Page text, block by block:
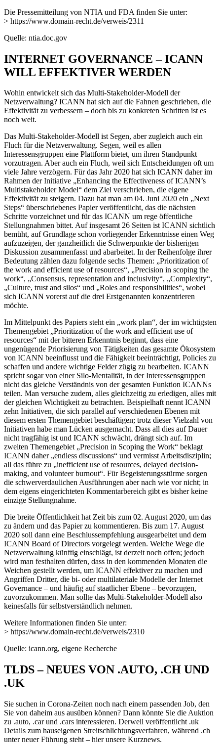
Die Pressemitteilung von NTIA und FDA finden Sie unter:
> https://www.domain-recht.de/verweis/2311
Quelle: ntia.doc.gov
INTERNET GOVERNANCE – ICANN
WILL EFFEKTIVER WERDEN
Wohin entwickelt sich das Multi-Stakeholder-Modell der
Netzverwaltung? ICANN hat sich auf die Fahnen geschrieben, die
Effektivität zu verbessern – doch bis zu konkreten Schritten ist es
noch weit.
Das Multi-Stakeholder-Modell ist Segen, aber zugleich auch ein
Fluch für die Netzverwaltung. Segen, weil es allen
Interessensgruppen eine Plattform bietet, um ihren Standpunkt
vorzutragen. Aber auch ein Fluch, weil sich Entscheidungen oft um
viele Jahre verzögern. Für das Jahr 2020 hat sich ICANN daher im
Rahmen der Initiative „Enhancing the Effectiveness of ICANN’s
Multistakeholder Model“ dem Ziel verschrieben, die eigene
Effektivität zu steigern. Dazu hat man am 04. Juni 2020 ein „Next
Steps“ überschriebenes Papier veröffentlicht, das die nächsten
Schritte vorzeichnet und für das ICANN um rege öffentliche
Stellungnahmen bittet. Auf insgesamt 26 Seiten ist ICANN sichtlich
bemüht, auf Grundlage schon vorliegender Erkenntnisse einen Weg
aufzuzeigen, der ganzheitlich die Schwerpunkte der bisherigen
Diskussion zusammenfasst und abarbeitet. In der Reihenfolge ihrer
Bedeutung zählen dazu folgende sechs Themen: „Prioritization of
the work and efficient use of resources“, „Precision in scoping the
work“, „Consensus, representation and inclusivity“, „Complexity“,
„Culture, trust and silos“ und „Roles and responsibilities“, wobei
sich ICANN vorerst auf die drei Erstgenannten konzentrieren
möchte.
Im Mittelpunkt des Papiers steht ein „work plan“, der im wichtigsten
Themengebiet „Prioritization of the work and efficient use of
resources“ mit der bitteren Erkenntnis beginnt, dass eine
ungenügende Priorisierung von Tätigkeiten das gesamte Ökosystem
von ICANN beeinflusst und die Fähigkeit beeinträchtigt, Policies zu
schaffen und andere wichtige Felder zügig zu bearbeiten. ICANN
spricht sogar von einer Silo-Mentalität, in der Interessensgruppen
nicht das gleiche Verständnis von der gesamten Funktion ICANNs
teilen. Man versuche zudem, alles gleichzeitig zu erledigen, alles mit
der gleichen Wichtigkeit zu betrachten. Beispielhaft nennt ICANN
zehn Initiativen, die sich parallel auf verschiedenen Ebenen mit
diesem ersten Themengebiet beschäftigen; trotz dieser Vielzahl von
Initiativen habe man Lücken ausgemacht. Dass all dies auf Dauer
nicht tragfähig ist und ICANN schwächt, drängt sich auf. Im
zweiten Themengebiet „Precision in Scoping the Work“ beklagt
ICANN daher „endless discussions“ und vermisst Arbeitsdisziplin;
all das führe zu „inefficient use of resources, delayed decision-
making, and volunteer burnout“. Für Begeisterungsstürme sorgen
die schwerverdaulichen Ausführungen aber nach wie vor nicht; in
dem eigens eingerichteten Kommentarbereich gibt es bisher keine
einzige Stellungnahme.
Die breite Öffentlichkeit hat Zeit bis zum 02. August 2020, um das
zu ändern und das Papier zu kommentieren. Bis zum 17. August
2020 soll dann eine Beschlussempfehlung ausgearbeitet und dem
ICANN Board of Directors vorgelegt werden. Welche Wege die
Netzverwaltung künftig einschlägt, ist derzeit noch offen; jedoch
wird man festhalten dürfen, dass in den kommenden Monaten die
Weichen gestellt werden, um ICANN effektiver zu machen und
Angriffen Dritter, die bi- oder multilateriale Modelle der Internet
Governance – und häufig auf staatlicher Ebene – bevorzugen,
zuvorzukommen. Man sollte das Multi-Stakeholder-Modell also
keinesfalls für selbstverständlich nehmen.
Weitere Informationen finden Sie unter:
> https://www.domain-recht.de/verweis/2310
Quelle: icann.org, eigene Recherche
TLDS – NEUES VON .AUTO, .CH UND
.UK
Sie suchen in Corona-Zeiten noch nach einem passenden Job, den
Sie von daheim aus ausüben können? Dann könnte Sie die Auktion
zu .auto, .car und .cars interessieren. Derweil veröffentlicht .uk
Details zum hauseigenen Streitschlichtungsverfahren, während .ch
unter neuer Führung steht – hier unsere Kurznews.